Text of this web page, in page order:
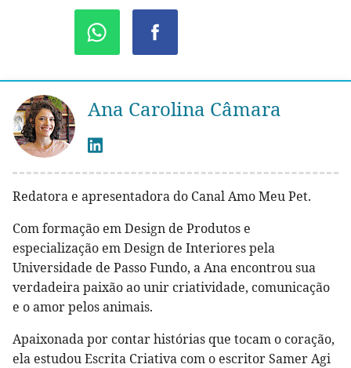
Ana Carolina Câmara
Redatora e apresentadora do Canal Amo Meu Pet.
Com formação em Design de Produtos e
especialização em Design de Interiores pela
Universidade de Passo Fundo, a Ana encontrou sua
verdadeira paixão ao unir criatividade, comunicação
e o amor pelos animais.
Apaixonada por contar histórias que tocam o coração,
ela estudou Escrita Criativa com o escritor Samer Agi